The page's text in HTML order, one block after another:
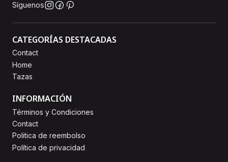
Síguenos
CATEGORÍAS DESTACADAS
Contact
Home
Tazas
INFORMACIÓN
Términos y Condiciones
Contact
Politica de reembolso
Política de privacidad